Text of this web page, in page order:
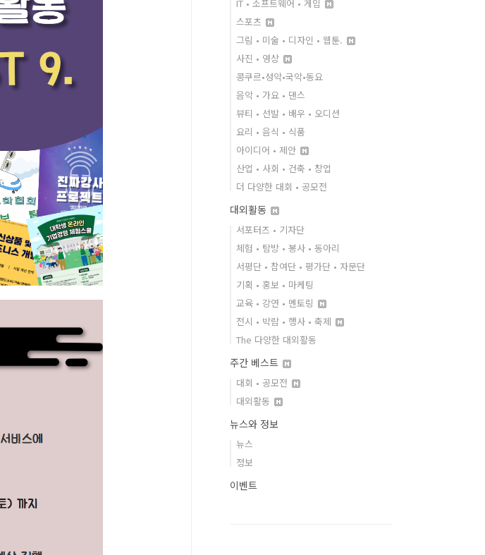
IT • 소프트웨어 • 게임
스포츠
그림 • 미술 • 디자인 • 웹툰.
사진 • 영상
콩쿠르•성악•국악•동요
음악 • 가요 • 댄스
뷰티 • 선발 • 배우 • 오디션
요리 • 음식 • 식품
아이디어 • 제안
산업 • 사회 • 건축 • 창업
더 다양한 대회 • 공모전
대외활동
서포터즈 • 기자단
체험 • 탐방 • 봉사 • 동아리
서평단 • 참여단 • 평가단 • 자문단
기획 • 홍보 • 마케팅
교육 • 강연 • 멘토링
전시 • 박람 • 행사 • 축제
The 다양한 대외활동
주간 베스트
대회 • 공모전
대외활동
뉴스와 정보
뉴스
정보
이벤트